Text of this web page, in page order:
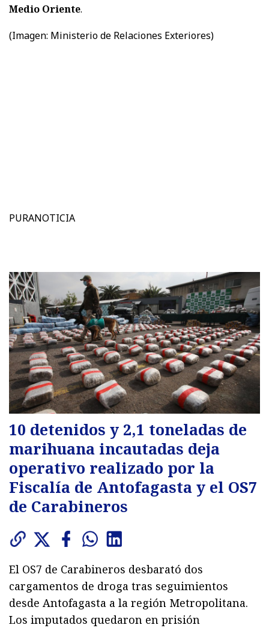
Medio Oriente.
(Imagen: Ministerio de Relaciones Exteriores)
PURANOTICIA
10 detenidos y 2,1 toneladas de
marihuana incautadas deja
operativo realizado por la
Fiscalía de Antofagasta y el OS7
de Carabineros
El OS7 de Carabineros desbarató dos
cargamentos de droga tras seguimientos
desde Antofagasta a la región Metropolitana.
Los imputados quedaron en prisión